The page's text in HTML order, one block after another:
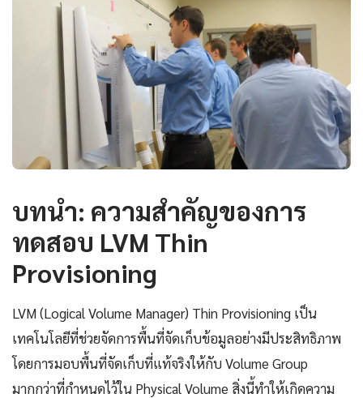
บทนำ: ความสำคัญของการ
ทดสอบ LVM Thin
Provisioning
LVM (Logical Volume Manager) Thin Provisioning เป็น
เทคโนโลยีที่ช่วยจัดการพื้นที่จัดเก็บข้อมูลอย่างมีประสิทธิภาพ
โดยการมอบพื้นที่จัดเก็บที่แท้จริงให้กับ Volume Group
มากกว่าที่กำหนดไว้ใน Physical Volume สิ่งนี้ทำให้เกิดความ